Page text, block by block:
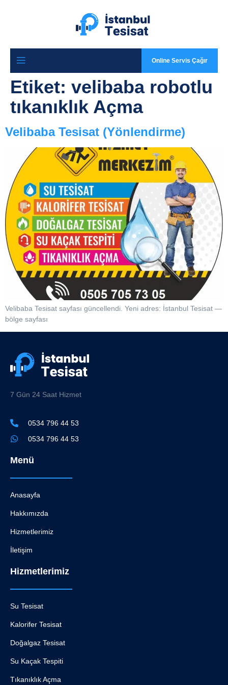
Online Servis Çağır
Etiket: velibaba robotlu
tıkanıklık Açma
Velibaba Tesisat (Yönlendirme)
Velibaba Tesisat sayfası güncellendi. Yeni adres: İstanbul Tesisat —
bölge sayfası
7 Gün 24 Saat Hizmet
0534 796 44 53
0534 796 44 53
Menü
Anasayfa
Hakkımızda
Hizmetlerimiz
İletişim
Hizmetlerimiz
Su Tesisat
Kalorifer Tesisat
Doğalgaz Tesisat
Su Kaçak Tespiti
Tıkanıklık Açma